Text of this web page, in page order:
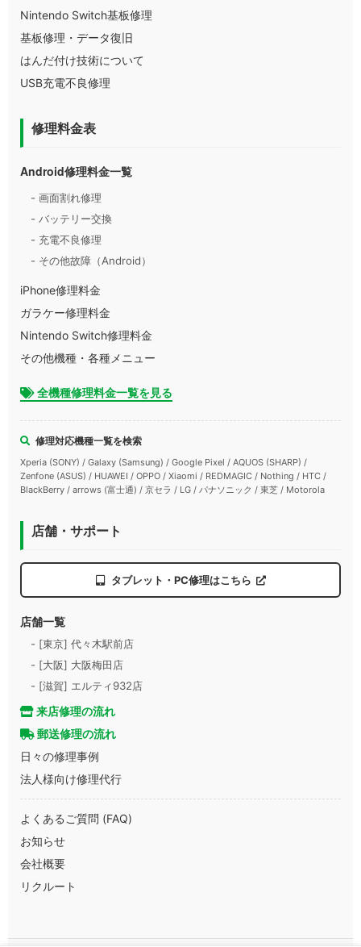
Nintendo Switch基板修理
基板修理・データ復旧
はんだ付け技術について
USB充電不良修理
修理料金表
Android修理料金一覧
- 画面割れ修理
- バッテリー交換
- 充電不良修理
- その他故障（Android）
iPhone修理料金
ガラケー修理料金
Nintendo Switch修理料金
その他機種・各種メニュー
全機種修理料金一覧を見る
修理対応機種一覧を検索
Xperia (SONY) / Galaxy (Samsung) / Google Pixel / AQUOS (SHARP) /
Zenfone (ASUS) / HUAWEI / OPPO / Xiaomi / REDMAGIC / Nothing / HTC /
BlackBerry / arrows (富士通) / 京セラ / LG / パナソニック / 東芝 / Motorola
店舗・サポート
タブレット・PC修理はこちら
店舗一覧
- [東京] 代々木駅前店
- [大阪] 大阪梅田店
- [滋賀] エルティ932店
来店修理の流れ
郵送修理の流れ
日々の修理事例
法人様向け修理代行
よくあるご質問 (FAQ)
お知らせ
会社概要
リクルート